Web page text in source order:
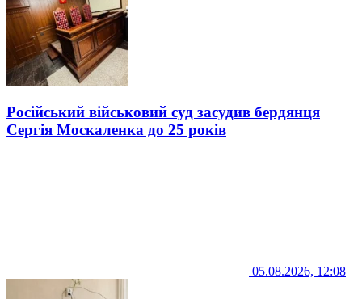
Російський військовий суд засудив бердянця
Сергія Москаленка до 25 років
05.08.2026, 12:08